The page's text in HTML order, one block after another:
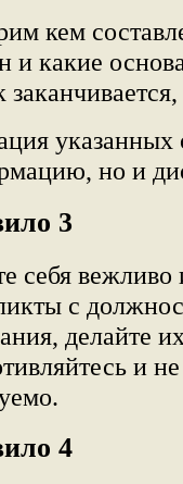
кем
и какие
указанных
но и
3
себя вежливо
с
делайте
и
4